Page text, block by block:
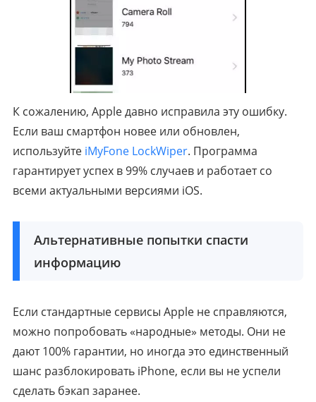
К сожалению, Apple давно исправила эту ошибку.
Если ваш смартфон новее или обновлен,
используйте iMyFone LockWiper. Программа
гарантирует успех в 99% случаев и работает со
всеми актуальными версиями iOS.
Альтернативные попытки спасти
информацию
Если стандартные сервисы Apple не справляются,
можно попробовать «народные» методы. Они не
дают 100% гарантии, но иногда это единственный
шанс разблокировать iPhone, если вы не успели
сделать бэкап заранее.